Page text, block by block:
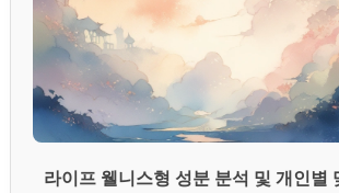
라이프 웰니스형 성분 분석 및 개인별